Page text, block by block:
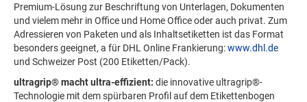
Premium-Lösung zur Beschriftung von Unterlagen, Dokumenten
und vielem mehr in Office und Home Office oder auch privat. Zum
Adressieren von Paketen und als Inhaltsetiketten ist das Format
besonders geeignet, a für DHL Online Frankierung:www.dhl.de
und Schweizer Post (200 Etiketten/Pack).
ultragrip® macht ultra-effizient: die innovative ultragrip®-
Technologie mit dem spürbaren Profil auf dem Etikettenbogen